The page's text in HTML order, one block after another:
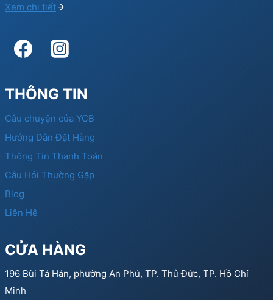
Xem chi tiết
THÔNG TIN
Câu chuyện của YCB
Hướng Dẫn Đặt Hàng
Thông Tin Thanh Toán
Câu Hỏi Thường Gặp
Blog
Liên Hệ
CỬA HÀNG
196 Bùi Tá Hán, phường An Phú, TP. Thủ Đức, TP. Hồ Chí
Minh